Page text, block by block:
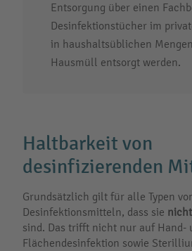
Entsorgung über einen
Desinfektionstücher im
in haushaltsüblichen
Hausmüll entsorgt werden.
Haltbarkeit von
desinfizierenden
Grundsätzlich gilt für alle Typen
Desinfektionsmitteln, dass sie
sind. Das trifft nicht nur auf Hand-
Flächendesinfektion sowie